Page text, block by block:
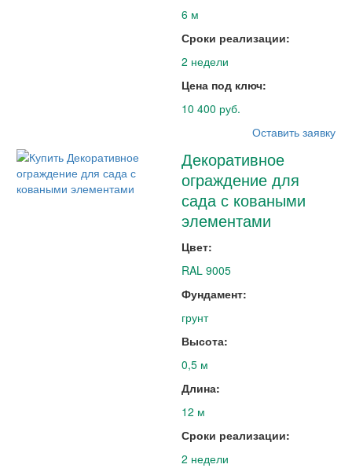
6 м
Сроки реализации:
2 недели
Цена под ключ:
10 400 руб.
Оставить заявку
Декоративное
ограждение для
сада с коваными
элементами
Цвет:
RAL 9005
Фундамент:
грунт
Высота:
0,5 м
Длина:
12 м
Сроки реализации:
2 недели